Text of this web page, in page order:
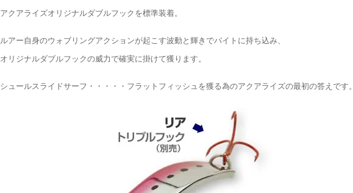
アクアライズオリジナルダブルフックを標準装着。
ルアー自身のウォブリングアクションが起こす波動と輝きでバイトに持ち込み、
オリジナルダブルフックの威力で確実に掛けて獲ります。
シュールスライドサーフ・・・・・フラットフィッシュを獲る為のアクアライズの最初の答えです。